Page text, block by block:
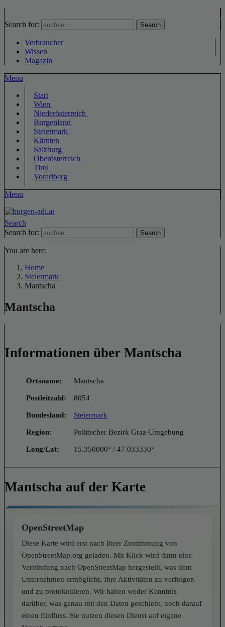
Search for: Search
Verbraucher
Wissen
Magazin
Menu
Start
Wien
Niederösterreich
Burgenland
Steiermark
Kärnten
Salzburg
Oberösterreich
Tirol
Vorarlberg
Menu
Search
Search for:
Search
You are here:
Home
Steiermark
Mantscha
Mantscha
Informationen über Mantscha
Ortsname: Mantscha
Postleitzahl: 8054
Bundesland: Steiermark
Region: Politischer Bezirk Graz-Umgebung
Long/Lat: 15.350000° / 47.033330°
Mantscha auf der Karte
OpenStreetMap
Diese Karte wird erst nach Ihrer Zustimmung von
OpenStreetMap.org geladen. Mit Klick wird dann eine
Verbindung nach OpenStreetMap hergestellt, was dem
Unternehmen ermöglicht, Ihre Aktivitäten zu verfolgen
und zu protokollieren. Wir haben weder Kenntnis
darüber, was genau mit den Daten geschieht, noch darauf
einen Einfluss. Sie nutzen diesen Dienst auf eigene